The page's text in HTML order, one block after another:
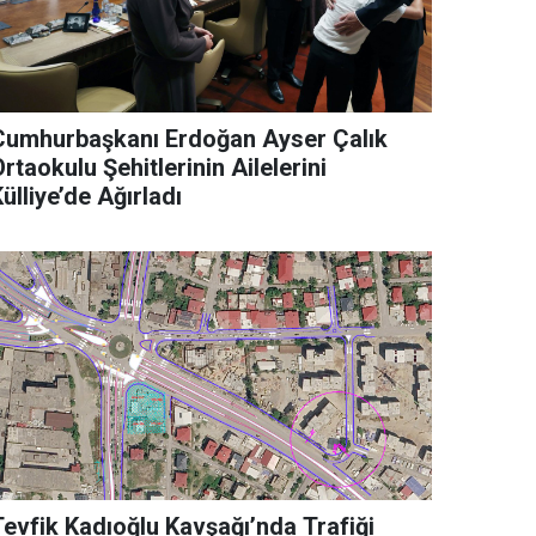
Erdoğan Ayser Çalık
Şehitlerinin Ailelerini
Ağırladı
Kadıoğlu Kavşağı’nda Trafiği